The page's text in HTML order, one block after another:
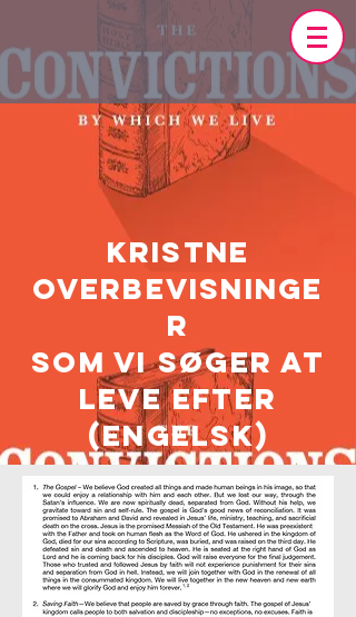
kristne
overbevisninge
r
som vi søger at
leve efter
(engelsk)